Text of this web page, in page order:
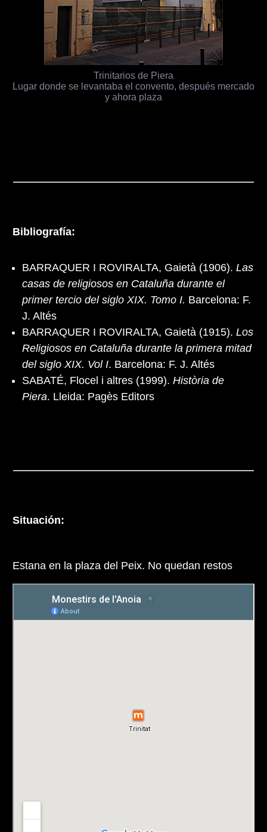
Trinitarios de Piera
Lugar donde se levantaba el convento, después mercado
y ahora plaza
Bibliografía:
BARRAQUER I ROVIRALTA, Gaietà (1906). Las
casas de religiosos en Cataluña durante el
primer tercio del siglo XIX. Tomo I. Barcelona: F.
J. Altés
BARRAQUER I ROVIRALTA, Gaietà (1915). Los
Religiosos en Cataluña durante la primera mitad
del siglo XIX. Vol I. Barcelona: F. J. Altés
SABATÉ, Flocel i altres (1999). Història de
Piera. Lleida: Pagès Editors
Situación:
Estana en la plaza del Peix. No quedan restos